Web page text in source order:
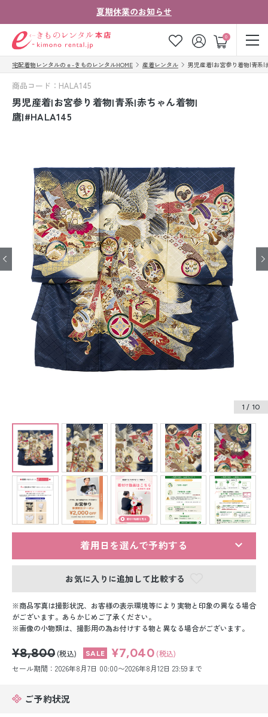
夏期休業のお知らせ
0
ゲスト
お気に入り ログイン カート
会社案内
お問い合わせ
法人・グループの
お客様はこちら
着物の種類から探す
七五三レンタル
振袖レンタル
卒業式袴レンタル
産着レンタル
訪問着・付下げレンタル
ジュニア着物レンタル
ジュニア洋装レンタル
ベビー洋装レンタル
紋付袴レンタル
男性礼装レンタル
スーツレンタル
色打掛&紋付袴レンタル
白無垢&紋付袴レンタル
宅配着物レンタルのｅ-きものレンタルHOME 産着レンタル 男児産着|お宮参り着物|青系|
商品コード：HALA145
男児産着|お宮参り着物|青系|赤ちゃん着物|
鷹|#HALA145
1 / 10
着用日を選んで予約する
お気に入りに追加して比較する
商品写真は撮影状況、お客様の表示環境等により実物と印象の異なる場合
がございます。あらかじめご了承ください。
画像の小物類は、撮影用の為お付けする物と異なる場合がございます。
¥8,800 (税込) ¥7,040 (税込)
セール期間：2026年8月7日 00:00〜2026年8月12日 23:59まで
ご予約状況